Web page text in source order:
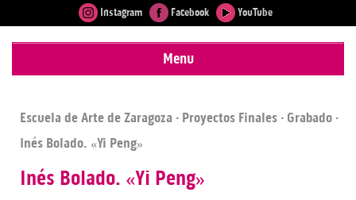
Instagram Facebook YouTube
Menu
Escuela de Arte de Zaragoza · Proyectos Finales · Grabado ·
Inés Bolado. «Yi Peng»
Inés Bolado. «Yi Peng»